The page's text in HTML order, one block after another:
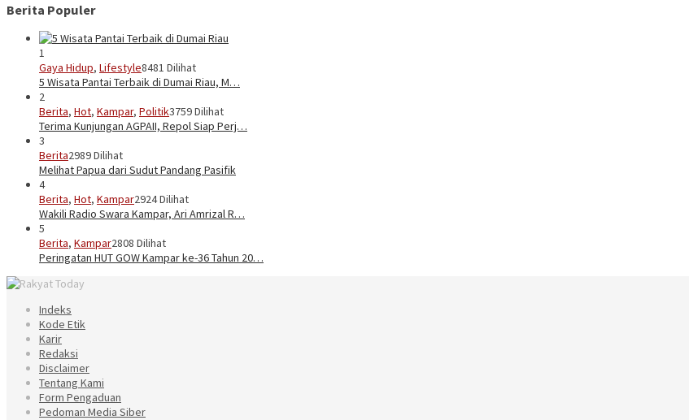
Berita Populer
1
Gaya Hidup, Lifestyle8481 Dilihat
5 Wisata Pantai Terbaik di Dumai Riau, M…
2
Berita, Hot, Kampar, Politik3759 Dilihat
Terima Kunjungan AGPAII, Repol Siap Perj…
3
Berita2989 Dilihat
Melihat Papua dari Sudut Pandang Pasifik
4
Berita, Hot, Kampar2924 Dilihat
Wakili Radio Swara Kampar, Ari Amrizal R…
5
Berita, Kampar2808 Dilihat
Peringatan HUT GOW Kampar ke-36 Tahun 20…
Indeks
Kode Etik
Karir
Redaksi
Disclaimer
Tentang Kami
Form Pengaduan
Pedoman Media Siber